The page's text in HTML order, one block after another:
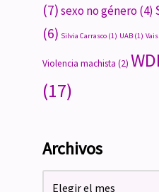
(7)sexo no género(4)
(6) Silvia Carrasco (1) UAB (1)
Violencia machista (2) WDI
(17)
Archivos